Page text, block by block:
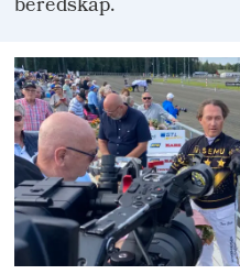
beredskap.